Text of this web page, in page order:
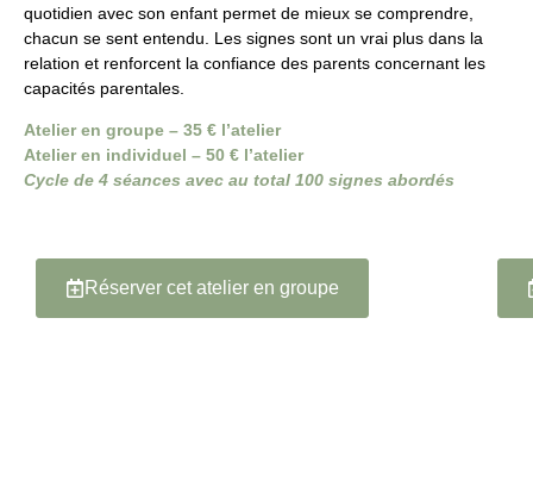
quotidien avec son enfant permet de mieux se comprendre,
chacun se sent entendu. Les signes sont un vrai plus dans la
relation et renforcent la confiance des parents concernant les
capacités parentales.
Atelier en groupe – 35 € l’atelier
Atelier en individuel – 50 € l’atelier
Cycle de 4 séances avec au total 100 signes abordés
Réserver cet atelier en groupe